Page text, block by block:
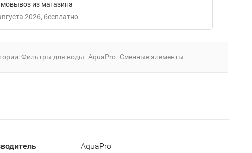
из магазина
2026
Бесплатно
Фильтры для воды AquaPro Сменные элементы
AquaPro